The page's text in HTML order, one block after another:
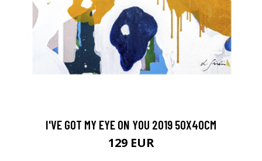
I'VE GOT MY EYE ON YOU 2019 50X40CM
129 EUR